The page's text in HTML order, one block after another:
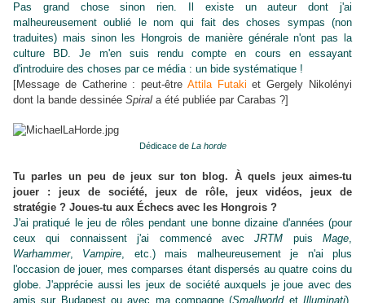
Pas grand chose sinon rien. Il existe un auteur dont j'ai
malheureusement oublié le nom qui fait des choses sympas (non
traduites) mais sinon les Hongrois de manière générale n'ont pas la
culture BD. Je m'en suis rendu compte en cours en essayant
d'introduire des choses par ce média : un bide systématique !
[Message de Catherine : peut-être Attila Futaki et Gergely Nikolényi
dont la bande dessinée Spiral a été publiée par Carabas ?]
Dédicace de La horde
Tu parles un peu de jeux sur ton blog. À quels jeux aimes-tu
jouer : jeux de société, jeux de rôle, jeux vidéos, jeux de
stratégie ? Joues-tu aux Échecs avec les Hongrois ?
J'ai pratiqué le jeu de rôles pendant une bonne dizaine d'années (pour
ceux qui connaissent j'ai commencé avecJRTM puis Mage,
Warhammer, Vampire, etc.) mais malheureusement je n'ai plus
l'occasion de jouer, mes comparses étant dispersés au quatre coins du
globe. J'apprécie aussi les jeux de société auxquels je joue avec des
amis sur Budapest ou avec ma compagne (SmallworldetIlluminati).